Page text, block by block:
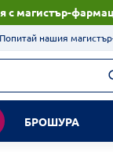
с магистър-
Попитай нашия
БРОШУРА